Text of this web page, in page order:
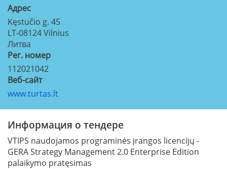
Aдрес
Kęstučio g. 45
LT-08124Vilnius
Литва
Рег. номер
112021042
Веб-сайт
www.turtas.lt
Информация о тендере
VTIPS naudojamos programinės įrangos licencijų -
GERA Strategy Management 2.0 Enterprise Edition
palaikymo pratęsimas